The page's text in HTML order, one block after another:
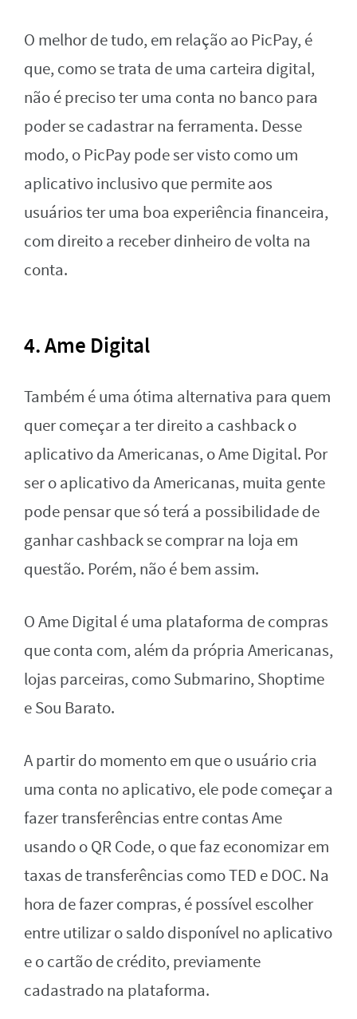
O melhor de tudo, em relação ao PicPay, é
que, como se trata de uma carteira digital,
não é preciso ter uma conta no banco para
poder se cadastrar na ferramenta. Desse
modo, o PicPay pode ser visto como um
aplicativo inclusivo que permite aos
usuários ter uma boa experiência financeira,
com direito a receber dinheiro de volta na
conta.
4. Ame Digital
Também é uma ótima alternativa para quem
quer começar a ter direito a cashback o
aplicativo da Americanas, o Ame Digital. Por
ser o aplicativo da Americanas, muita gente
pode pensar que só terá a possibilidade de
ganhar cashback se comprar na loja em
questão. Porém, não é bem assim.
O Ame Digital é uma plataforma de compras
que conta com, além da própria Americanas,
lojas parceiras, como Submarino, Shoptime
e Sou Barato.
A partir do momento em que o usuário cria
uma conta no aplicativo, ele pode começar a
fazer transferências entre contas Ame
usando o QR Code, o que faz economizar em
taxas de transferências como TED e DOC. Na
hora de fazer compras, é possível escolher
entre utilizar o saldo disponível no aplicativo
e o cartão de crédito, previamente
cadastrado na plataforma.